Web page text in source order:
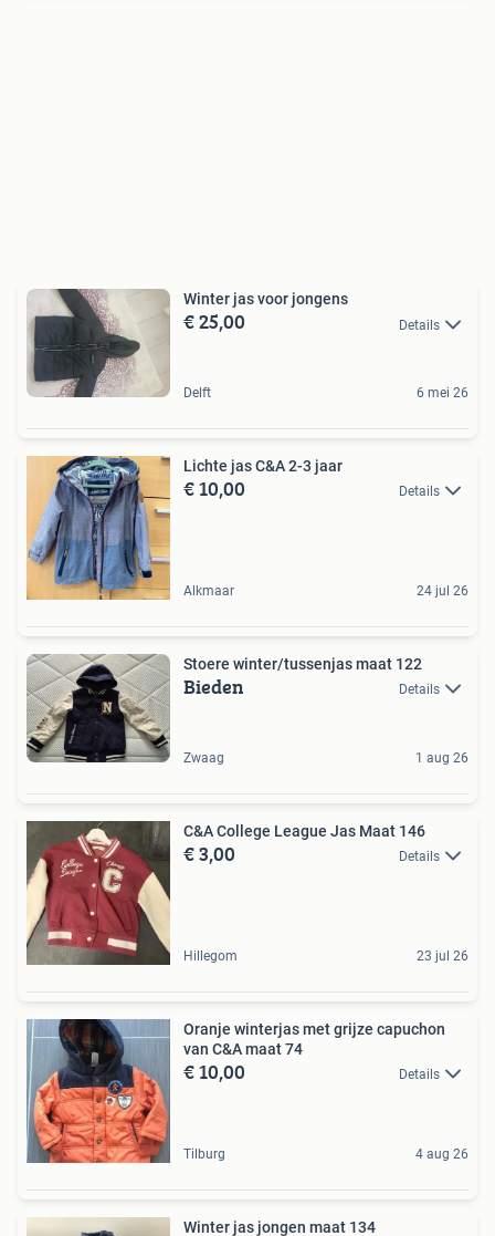
Winter jas voor jongens
€ 25,00 Details
Delft 6 mei 26
Lichte jas C&A 2-3 jaar
€ 10,00 Details
Alkmaar 24 jul 26
Stoere winter/tussenjas maat 122
Bieden Details
Zwaag 1 aug 26
C&A College League Jas Maat 146
€ 3,00 Details
Hillegom 23 jul 26
Oranje winterjas met grijze capuchon
van C&A maat 74
€ 10,00 Details
Tilburg 4 aug 26
Winter jas jongen maat 134